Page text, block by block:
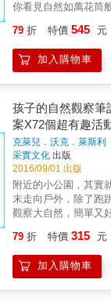
你看見自然如萬花筒
自然，細細觀賞其中
色彩、豐富的細節與
部收藏起來！本書採
麗的樹蛙、五彩繽紛
殼、晶瑩剔透的水晶
的羽毛——把實體標本
呈現。每一頁都揭示
態中，那些我們經常
本書特點包括：• 由
寫，收錄無數引人入
開本頁面，以細膩的
生動。• 迷人的文字
自然的同時閱讀自然
書將帶給你前所未見
久珍藏的自然圖鑑。
離觀察，並以嶄新的
79 折 特價 545 元
加入購物車
孩子的自然觀察筆
案X72個超有趣活
教材，培養觀察力
克萊兒．沃克．萊斯利
采實文化 出版
2016/09/01 出版
附近的小公園，其實
末走向戶外，除了跑
觀察大自然，簡單又好玩！ 帶著好
動力的大自然，正是最珍貴
親近大自然，一定得
嗎？ 其實自家陽台、後院、學校、隔壁小公
79 折 特價 315 元
加入購物車